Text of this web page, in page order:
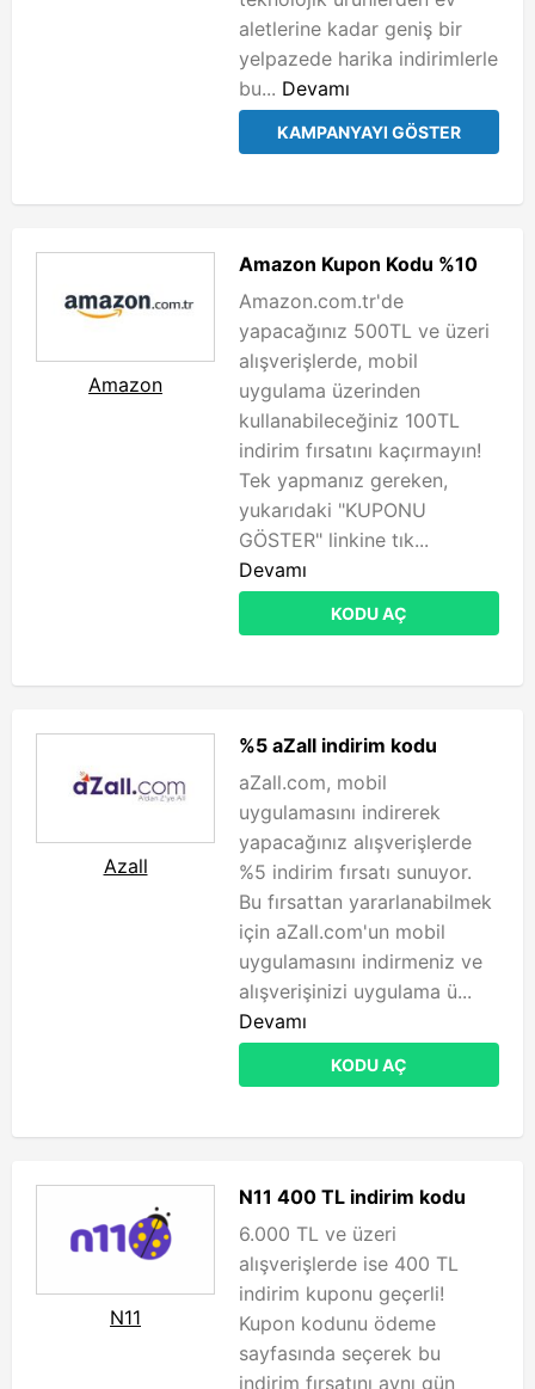
aletlerine kadar geniş bir
yelpazede harika indirimlerle
bu... Devamı
KAMPANYAYI GÖSTER
Amazon
Amazon Kupon Kodu %10
Amazon.com.tr'de
yapacağınız 500TL ve üzeri
alışverişlerde, mobil
uygulama üzerinden
kullanabileceğiniz 100TL
indirim fırsatını kaçırmayın!
Tek yapmanız gereken,
yukarıdaki "KUPONU
GÖSTER" linkine tık...
Devamı
KODU AÇ
Azall
%5 aZall indirim kodu
aZall.com, mobil
uygulamasını indirerek
yapacağınız alışverişlerde
%5 indirim fırsatı sunuyor.
Bu fırsattan yararlanabilmek
için aZall.com'un mobil
uygulamasını indirmeniz ve
alışverişinizi uygulama ü...
Devamı
KODU AÇ
N11
N11 400 TL indirim kodu
6.000 TL ve üzeri
alışverişlerde ise 400 TL
indirim kuponu geçerli!
Kupon kodunu ödeme
sayfasında seçerek bu
indirim fırsatını aynı gün